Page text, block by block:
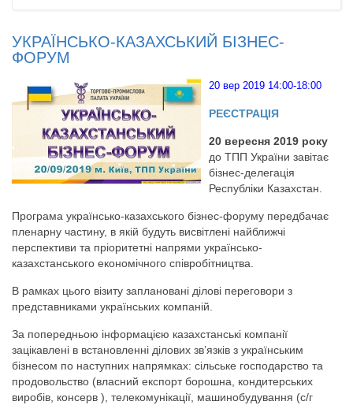
УКРАЇНСЬКО-КАЗАХСЬКИЙ БІЗНЕС-
ФОРУМ
20 вер 2019 14:00-18:00
РЕЄСТРАЦІЯ
20 вересня 2019 року
до ТПП України завітає
бізнес-делегація
Республіки Казахстан.
Програма українсько-казахського бізнес-форуму передбачає
пленарну частину, в якій будуть висвітлені найближчі
перспективи та пріоритетні напрями українсько-
казахстанського економічного співробітництва.
В рамках цього візиту заплановані ділові переговори з
представниками українських компаній.
За попередньою інформацією казахстанські компанії
зацікавлені в встановленні ділових зв’язків з українським
бізнесом по наступних напрямках: сільське господарство та
продовольство (власний експорт борошна, кондитерських
виробів, консерв ), телекомунікації, машинобудування (с/г